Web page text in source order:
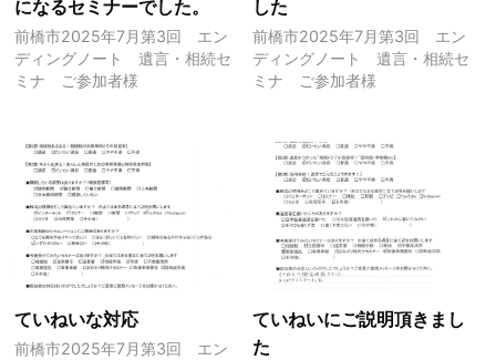
になるセミナーでした。
前橋市2025年7月第3回 エン
ディングノート 遺言・相続セ
ミナ ご参加者様
した
前橋市2025年7月第3回 エン
ディングノート 遺言・相続セ
ミナ ご参加者様
ていねいな対応
前橋市2025年7月第3回 エン
ていねいにご説明頂きまし
た